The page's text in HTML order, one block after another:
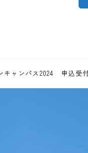
キャンパス2024 申込受